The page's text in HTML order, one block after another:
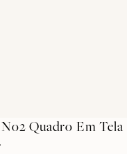
Quadro Em Tela